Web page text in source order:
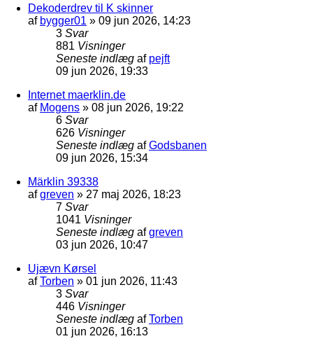
Dekoderdrev til K skinner
af bygger01 » 09 jun 2026, 14:23
3 Svar
881 Visninger
Seneste indlæg af pejft
09 jun 2026, 19:33
Internet maerklin.de
af Mogens » 08 jun 2026, 19:22
6 Svar
626 Visninger
Seneste indlæg afGodsbanen
09 jun 2026, 15:34
Märklin 39338
afgreven » 27 maj 2026, 18:23
7 Svar
1041 Visninger
Seneste indlæg afgreven
03 jun 2026, 10:47
Ujævn Kørsel
afTorben » 01 jun 2026, 11:43
3 Svar
446 Visninger
Seneste indlæg afTorben
01 jun 2026, 16:13